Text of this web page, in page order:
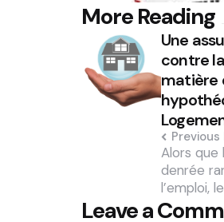
More Reading
Post
navigation
Une
contre
matière
Previous
Alors que
denrée
l’emploi,
Leave a